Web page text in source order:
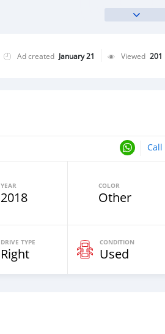
Ad created January 21 Viewed 201
Call
YEAR
2018
COLOR
Other
DRIVE TYPE
Right
CONDITION
Used